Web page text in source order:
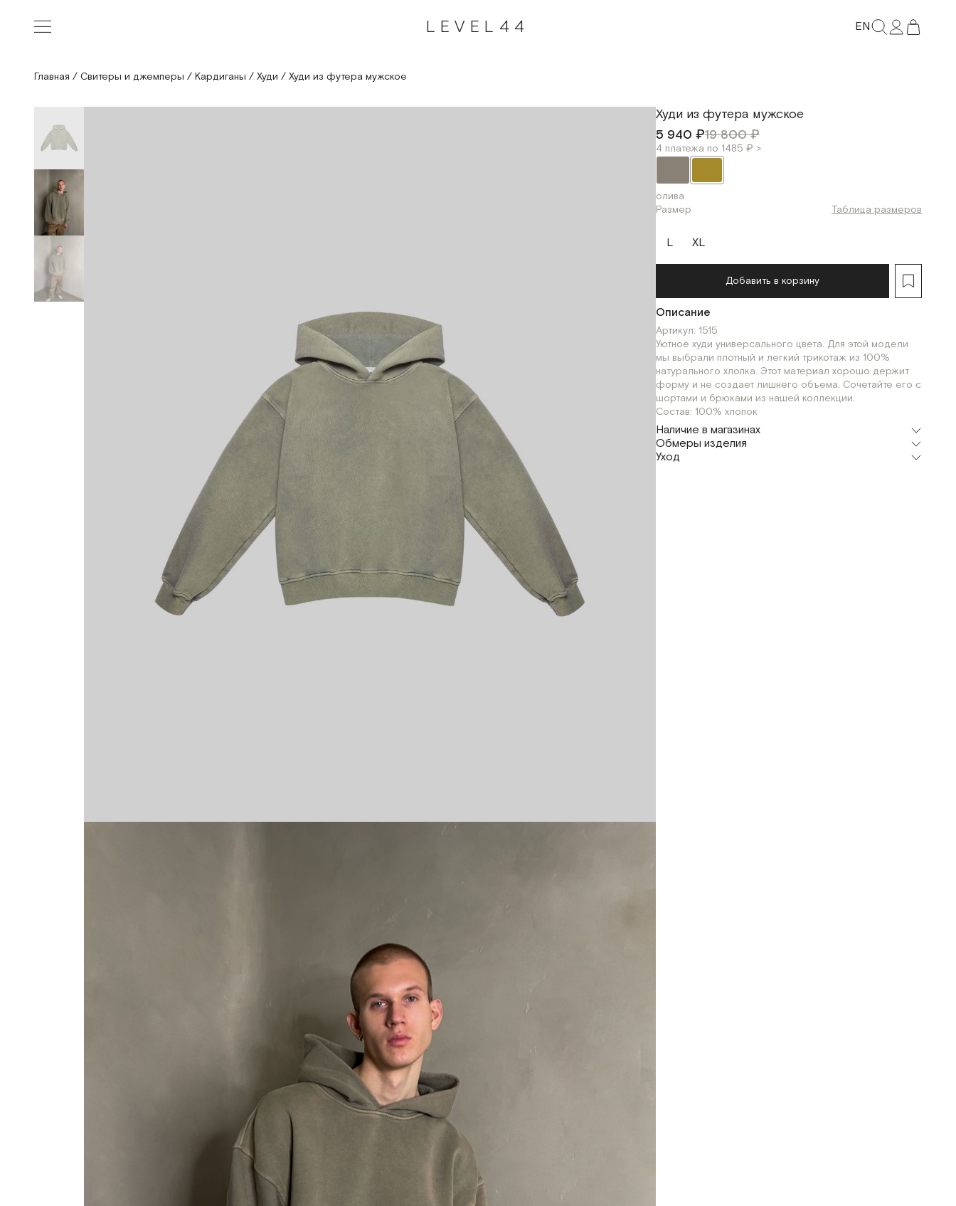
LEVEL44 EN
Главная / Свитеры и джемперы / Кардиганы / Худи / Худи из футера мужское
Худи из футера мужское
5 940 ₽19 800 ₽
4 платежа по 1485 ₽ >
олива
Размер
Таблица размеров
L XL
Добавить в корзину
Описание
Артикул: 1515
Уютное худи универсального цвета. Для этой модели
мы выбрали плотный и легкий трикотаж из 100%
натурального хлопка. Этот материал хорошо держит
форму и не создает лишнего объема. Сочетайте его с
шортами и брюками из нашей коллекции.
Состав: 100% хлопок
Наличие в магазинах
Шоурум
г. Москва, Малая Бронная 24/3
XL
Обмеры изделия
Уход